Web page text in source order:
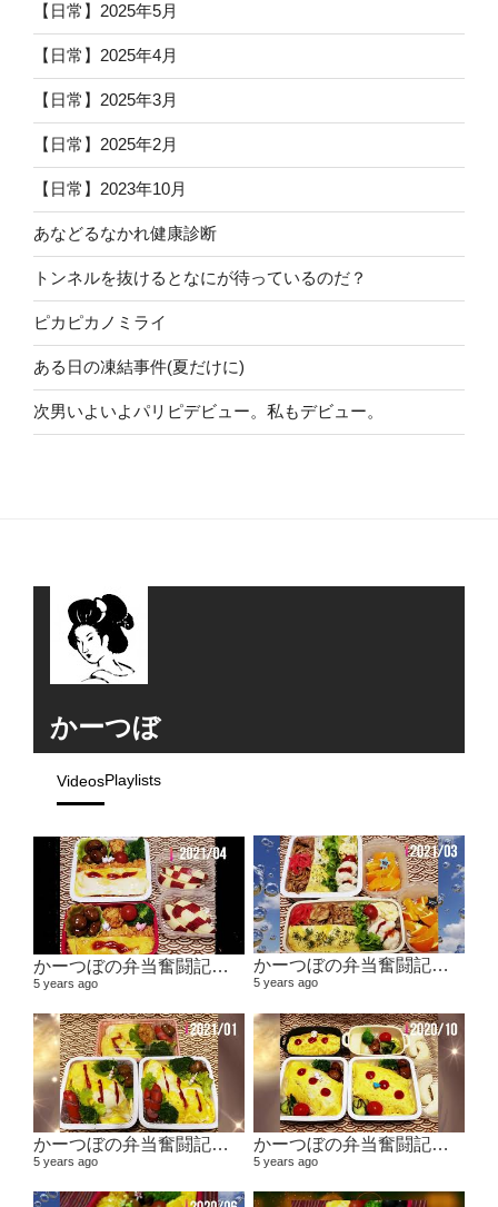
【日常】2025年5月
【日常】2025年4月
【日常】2025年3月
【日常】2025年2月
【日常】2023年10月
あなどるなかれ健康診断
トンネルを抜けるとなにが待っているのだ？
ピカピカノミライ
ある日の凍結事件(夏だけに)
次男いよいよパリピデビュー。私もデビュー。
かーつぼ
VideosPlaylists
かーつぼの弁当奮闘記その6 【２０２１年４月～５月】
5 years ago
かーつぼの弁当奮闘記その5 【２０２１年２月～３月】
5 years ago
かーつぼの弁当奮闘記その４ 【２０２０年１１月～２０２１年１月】
5 years ago
かーつぼの弁当奮闘記その３ 【２０２０年８・９月～１０月】
5 years ago